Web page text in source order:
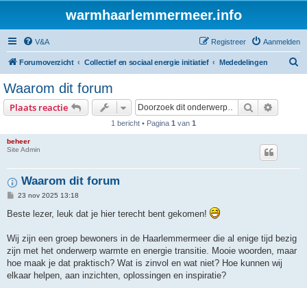
warmhaarlemmermeer.info
V&A Aanmelden
Registreer
Forumoverzicht Collectief en sociaal energie initiatief Mededelingen
Waarom dit forum
Plaats reactie Zoek
1 bericht • Pagina 1 van 1
beheer
Site Admin
Waarom dit forum
B
r
i
h
t
23 nov 2025 13:18
Beste lezer, leuk dat je hier terecht bent gekomen!
Wij zijn een groep bewoners in de Haarlemmermeer die al enige tijd bezig
zijn met het onderwerp warmte en energie transitie. Mooie woorden, maar
hoe maak je dat praktisch? Wat is zinvol en wat niet? Hoe kunnen wij
elkaar helpen, aan inzichten, oplossingen en inspiratie?